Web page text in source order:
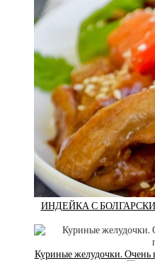
ИНДЕЙКА С
Куриные желудочки. Очень